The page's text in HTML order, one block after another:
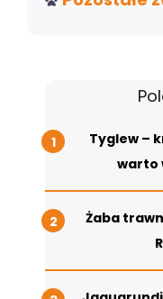
Tyglew –
warto
Żaba